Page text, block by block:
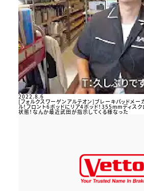
2022.8.6
[フォルクスワーゲンアルテオン]ブレーキパッドメー
ル！フロント6ポッドにリア4ポッド！355mmディス
状態！なんか最近武田が指示してくる様なった